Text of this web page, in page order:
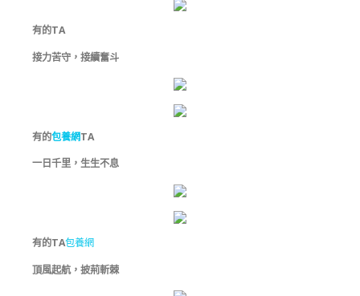
有的TA
接力苦守，接續奮斗
有的包養網TA
一日千里，生生不息
有的TA包養網
頂風起航，披荊斬棘